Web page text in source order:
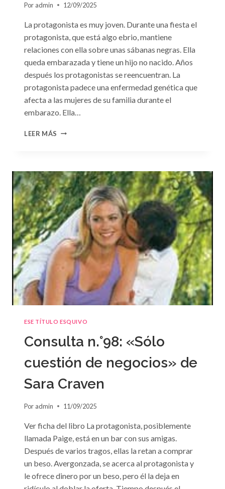
Por admin 12/09/2025
La protagonista es muy joven. Durante una fiesta el
protagonista, que está algo ebrio, mantiene
relaciones con ella sobre unas sábanas negras. Ella
queda embarazada y tiene un hijo no nacido. Años
después los protagonistas se reencuentran. La
protagonista padece una enfermedad genética que
afecta a las mujeres de su familia durante el
embarazo. Ella…
LEER MÁS CONSULTA
ESE TÍTULO ESQUIVO
Consulta n.°98: «Sólo
cuestión de negocios» de
Sara Craven
Por admin 11/09/2025
Ver ficha del libro La protagonista, posiblemente
llamada Paige, está en un bar con sus amigas.
Después de varios tragos, ellas la retan a comprar
un beso. Avergonzada, se acerca al protagonista y
le ofrece dinero por un beso, pero él la deja en